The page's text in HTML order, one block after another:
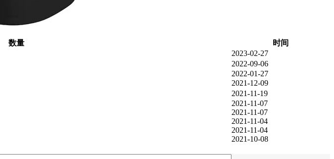
数量
时间
2023-02-27
2022-09-06
2022-01-27
2021-12-09
2021-11-19
2021-11-07
2021-11-07
2021-11-04
2021-11-04
2021-10-08